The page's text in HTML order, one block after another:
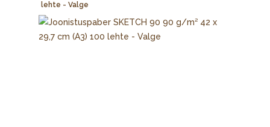
lehte - Valge